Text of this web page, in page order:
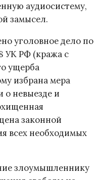
аудиосистему,
замысел.
уголовное дело по
УК РФ (кража с
ущерба
избрана мера
о невыезде и
законной
всех необходимых
злоумышленнику